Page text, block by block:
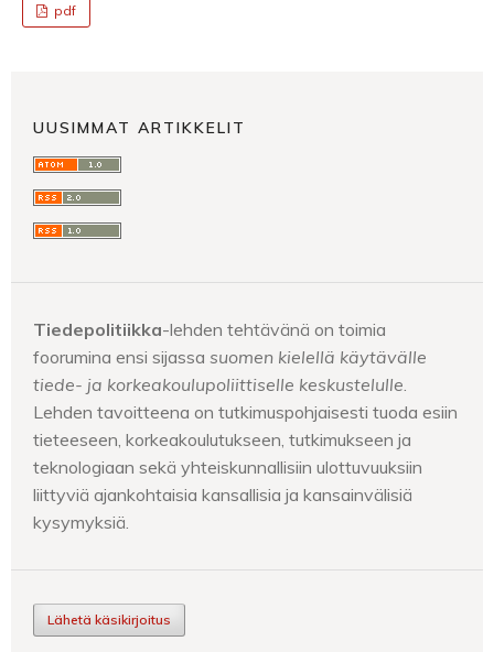
pdf
UUSIMMAT ARTIKKELIT
Tiedepolitiikka-lehden tehtävänä on toimia
foorumina ensi sijassa suomen kielellä käytävälle
tiede- ja korkeakoulupoliittiselle keskustelulle.
Lehden tavoitteena on tutkimuspohjaisesti tuoda esiin
tieteeseen, korkeakoulutukseen, tutkimukseen ja
teknologiaan sekä yhteiskunnallisiin ulottuvuuksiin
liittyviä ajankohtaisia kansallisia ja kansainvälisiä
kysymyksiä.
Lähetä käsikirjoitus